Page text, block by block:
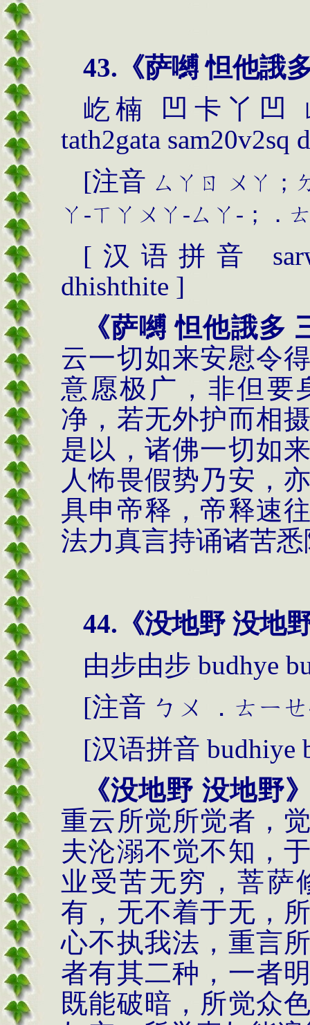
43. 《萨嚩 怛他誐
屹楠
凹卡丫凹
tath2gata sam20v2sq
[注音 ㄙㄚㄖ
ㄨㄚ；
ㄚ -ㄒㄚㄨㄚ -ㄙㄚ - ；．
[ 汉语拼音
dhishthite ]
《萨嚩 怛他誐多
云一切如来安慰令
意愿极广，非但要
净，若无外护而相
是以，诸佛一切如
人怖畏假势乃安，
具申帝释，帝释速
法力真言持诵诸苦
44.《没地野 没地
由步由步 budhye
[注音 ㄅㄨ ．ㄊㄧㄝ
[汉语拼音 budhiye
《没地野 没地野
重云所觉所觉者，
夫沦溺不觉不知，
业受苦无穷，菩萨
有，无不着于无，
心不执我法，重言
者有其二种，一者
既能破暗，所觉众